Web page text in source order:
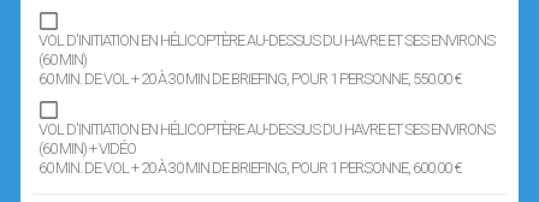
VOL D'INITIATION EN HÉLICOPTÈRE AU-DESSUS DU HAVRE ET SES ENVIRONS
(60 MIN)
60 MIN. DE VOL + 20 À 30 MIN DE BRIEFING, POUR 1 PERSONNE, 550.00 €
VOL D'INITIATION EN HÉLICOPTÈRE AU-DESSUS DU HAVRE ET SES ENVIRONS
(60 MIN) + VIDÉO
60 MIN. DE VOL + 20 À 30 MIN DE BRIEFING, POUR 1 PERSONNE, 600.00 €